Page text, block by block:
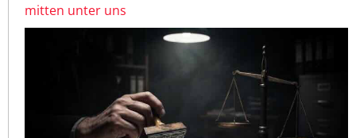
mitten unter uns